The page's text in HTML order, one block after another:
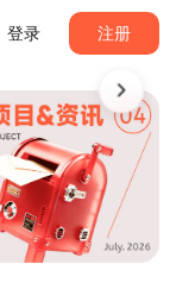
登录 注册